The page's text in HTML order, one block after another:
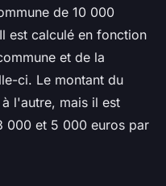
de 10 000
est calculé en fonction
et de la
ci. Le montant du
l'autre, mais il est
000 et 5 000 euros par